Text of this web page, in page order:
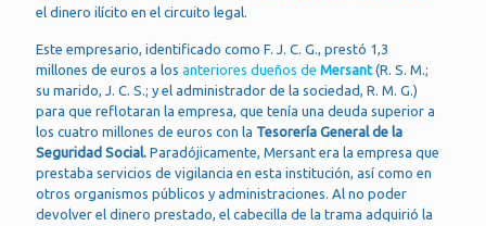
el dinero ilícito en el circuito legal.
Este empresario, identificado como F. J. C. G., prestó 1,3
millones de euros a los anteriores dueños de Mersant(R. S. M.;
su marido, J. C. S.; y el administrador de la sociedad, R. M. G.)
para que reflotaran la empresa, que tenía una deuda superior a
los cuatro millones de euros con la Tesorería General de la
Seguridad Social. Paradójicamente, Mersant era la empresa que
prestaba servicios de vigilancia en esta institución, así como en
otros organismos públicos y administraciones. Al no poder
devolver el dinero prestado, el cabecilla de la trama adquirió la